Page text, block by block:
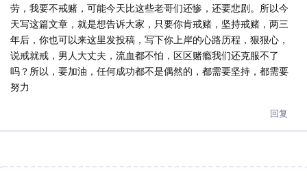
劳，我要不戒赌，可能今天比这些老哥们还惨，还要悲剧。所以今
天写这篇文章，就是想告诉大家，只要你肯戒赌，坚持戒赌，两三
年后，你也可以来这里发投稿，写下你上岸的心路历程，狠狠心，
说戒就戒，男人大丈夫，流血都不怕，区区赌瘾我们还克服不了
吗？所以，要加油，任何成功都不是偶然的，都需要坚持，都需要
努力
回复